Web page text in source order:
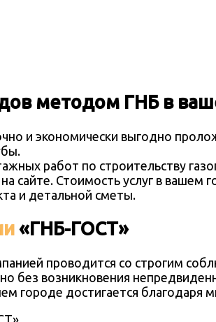
методом ГНБ в
и экономически выгодно
работ по строительству
сайте. Стоимость услуг в вашем
и детальной сметы.
«ГНБ-ГОСТ»
проводится со строгим
без возникновения
городе достигается